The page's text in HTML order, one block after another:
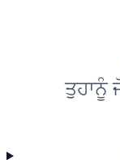
ਤੁਹਾਨੂੰ